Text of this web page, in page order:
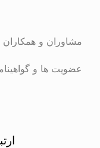
و همکاران رایان
و گواهینامه ها
ارتباط با